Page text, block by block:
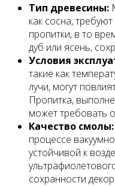
Тип древесины:
как сосна,
пропитки, в то
дуб или ясень,
Условия
такие как
лучи, могут
Пропитка,
может требовать
Качество смолы:
процессе
устойчивой к
сохранности